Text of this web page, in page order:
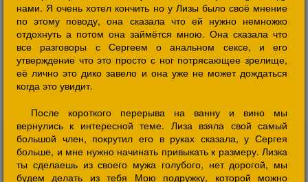
нами. Я очень хотел кончить но у Лизы было своё мнение
по этому поводу, она сказала что ей нужно немножко
отдохнуть а потом она займётся мною. Она сказала что
все разговоры с Сергеем о анальном сексе, и его
утверждение что это просто с ног потрясающее зрелище,
её лично это дико завело и она уже не может дождаться
когда это увидит.
После короткого перерыва на ванну и вино мы
вернулись к интересной теме. Лиза взяла свой самый
большой член, покрутил его в руках сказала, у Сергея
больше, и мне нужно начинать привыкать к размеру. Лизка
ты сделаешь из своего мужа голубого, нет дорогой, мы
будем делать из тебя Мою подружку, которой можно